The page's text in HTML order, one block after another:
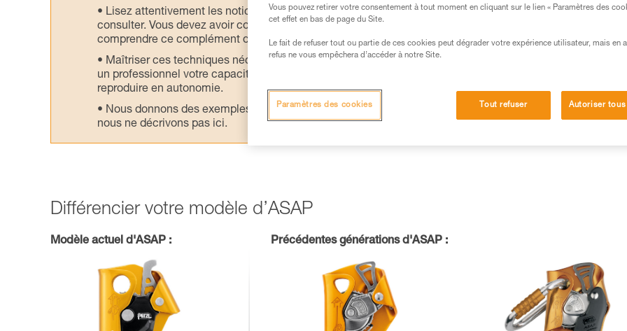
Lisez attentivement les notices techniques des produits utilisés dans ce conseil avant de le
consulter. Vous devez avoir compris les informations de la notice technique pour pouvoir
comprendre ce complément d’informations.
Maîtriser ces techniques nécessite une formation et un entraînement spécifique. Validez avec
un professionnel votre capacité à refaire la manipulation, seul, en toute sécurité, avant de la
reproduire en autonomie.
Nous donnons des exemples de techniques liées à votre activité. Il peut en exister d’autres que
nous ne décrivons pas ici.
Différencier votre modèle d’ASAP
Modèle actuel d'ASAP : Précédentes générations d'ASAP :
Vous pouvez retirer votre consentement à tout moment en cliquant sur le lien « Paramètres des
cet effet en bas de page du Site.
Le fait de refuser tout ou partie de ces cookies peut dégrader votre expérience utilisateur, mais en
refus ne vous empêchera d’accéder à notre Site.
Tout refuser Autoriser
Paramètres des cookies